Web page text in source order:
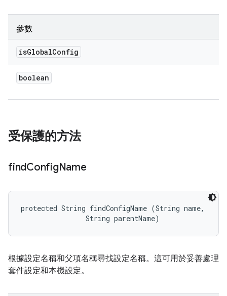
參數
isGlobalConfig
boolean
受保護的方法
findConfigName
protected String findConfigName (String name,
                String parentName)
根據設定名稱和父項名稱尋找設定名稱。這可用於妥善處理
套件設定和本機設定。